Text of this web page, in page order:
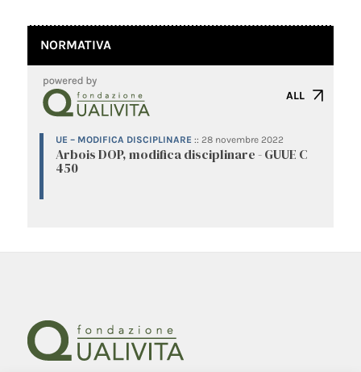
NORMATIVA
ALL
UE – MODIFICA DISCIPLINARE :: 28 novembre 2022
Arbois DOP, modifica disciplinare - GUUE C
450